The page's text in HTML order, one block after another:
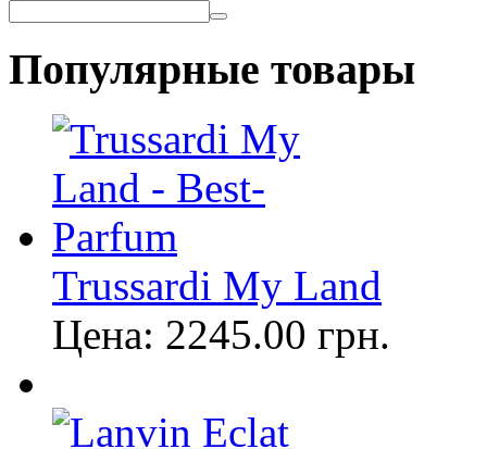
Популярные товары
Trussardi My Land
Цена: 2245.00 грн.